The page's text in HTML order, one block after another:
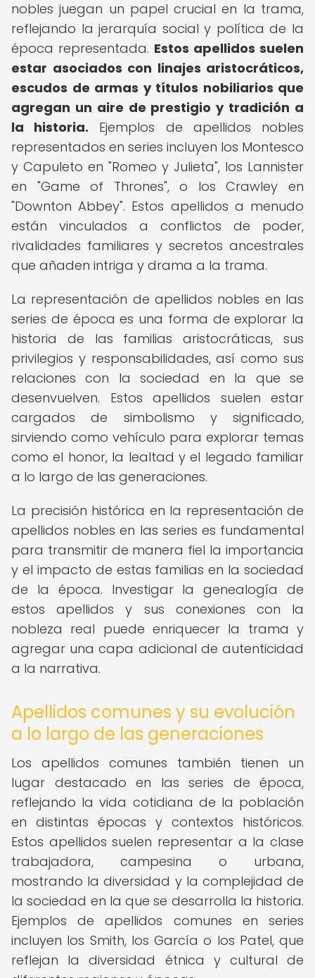
nobles juegan un papel crucial en la trama,
reflejando la jerarquía social y política de la
época representada. Estos apellidos suelen
estar asociados con linajes aristocráticos,
escudos de armas y títulos nobiliarios que
agregan un aire de prestigio y tradición a
la historia. Ejemplos de apellidos nobles
representados en series incluyen los Montesco
y Capuleto en "Romeo y Julieta", los Lannister
en "Game of Thrones", o los Crawley en
"Downton Abbey". Estos apellidos a menudo
están vinculados a conflictos de poder,
rivalidades familiares y secretos ancestrales
que añaden intriga y drama a la trama.
La representación de apellidos nobles en las
series de época es una forma de explorar la
historia de las familias aristocráticas, sus
privilegios y responsabilidades, así como sus
relaciones con la sociedad en la que se
desenvuelven. Estos apellidos suelen estar
cargados de simbolismo y significado,
sirviendo como vehículo para explorar temas
como el honor, la lealtad y el legado familiar
a lo largo de las generaciones.
La precisión histórica en la representación de
apellidos nobles en las series es fundamental
para transmitir de manera fiel la importancia
y el impacto de estas familias en la sociedad
de la época. Investigar la genealogía de
estos apellidos y sus conexiones con la
nobleza real puede enriquecer la trama y
agregar una capa adicional de autenticidad
a la narrativa.
Apellidos comunes y su evolución
a lo largo de las generaciones
Los apellidos comunes también tienen un
lugar destacado en las series de época,
reflejando la vida cotidiana de la población
en distintas épocas y contextos históricos.
Estos apellidos suelen representar a la clase
trabajadora, campesina o urbana,
mostrando la diversidad y la complejidad de
la sociedad en la que se desarrolla la historia.
Ejemplos de apellidos comunes en series
incluyen los Smith, los García o los Patel, que
reflejan la diversidad étnica y cultural de